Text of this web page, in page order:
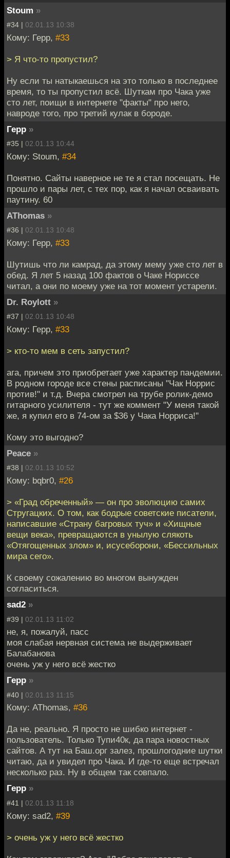
Stoum »
#34 | 02.01.13 10:38
Кому: Герр, #33
> Я что-то пропустил?
Ну если ты натыкаешься на это только в последнее
время, то ты пропустил всё. Шуткам про Чака уже
сто лет, поищи в интернете "факты" про него,
навроде того, про третий кулак в бороде.
Герр »
#35 | 02.01.13 10:44
Кому: Stoum, #34
Понятно. Сайты наверное не те я стал посещать. Не
прошло и пары лет, с тех пор, как я начал осваивать
паутину. 60
AThomas »
#36 | 02.01.13 10:48
Кому: Герр, #33
Шутишь что ли камрад, да этому мему уже сто лет в
обед. Я лет 5 назад 100 фактов о Чаке Нориссе
читал, а они по моему уже на тот момент устарели.
Dr. Roylott »
#37 | 02.01.13 10:48
Кому: Герр, #33
> кто-то мем в сеть запустил?
ага, причем это приобретает уже характер пандемии.
В родном городе все стены расписаны "Чак Норрис
против!" и т.д. Вчера смотрел на трубе ролик-демо
гитарного усилителя - тут же коммент "У меня такой
же, я купил его в 74-ом за $36 у Чака Норриса!"
Кому это выгодно?
Peace »
#38 | 02.01.13 10:52
Кому: bqbr0, #26
> «Град обреченный» — он про эволюцию самих
Стругацких. О том, как бодрые советские писатели,
написавшие «Страну багровых туч» и «Хищные
вещи века», превращаются в унылую слякоть
«Отягощенных злом» и, исусеборони, «Бессильных
мира сего».
К своему сожалению во многом вынужден
согласиться.
sad2 »
#39 | 02.01.13 11:02
не, я, пожалуй, пасс
моя слабая нервная система не выдерживает
Балабанова
очень уж у него всё жестко
Герр »
#40 | 02.01.13 11:15
Кому: AThomas, #36
Да не, реально. Я просто не шибко интернет -
пользователь. Только Тупи40к, да пара новостных
сайтов. А тут на Баш.орг залез, прошлогодние шутки
читаю, да и увидел про Чака. И где-то еще встречал
несколько раз. Ну в общем так совпало.
Герр »
#41 | 02.01.13 11:18
Кому: sad2, #39
> очень уж у него всё жестко